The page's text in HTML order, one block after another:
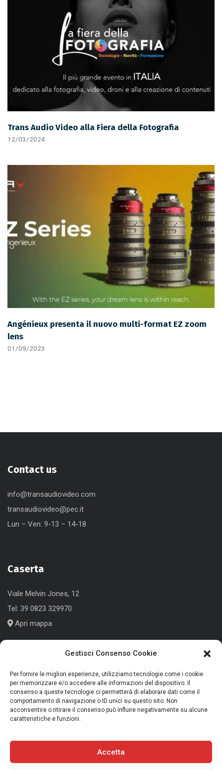
Gestisci Consenso Cookie
Per fornire le migliori esperienze, utilizziamo tecnologie come i cookie
per memorizzare e/o accedere alle informazioni del dispositivo. Il
consenso a queste tecnologie ci permetterà di elaborare dati come il
comportamento di navigazione o ID unici su questo sito. Non
acconsentire o ritirare il consenso può influire negativamente su alcune
caratteristiche e funzioni.
Accetta
Trans Audio Video alla Fiera della Fotografia
12/03/2024
Angénieux presenta il nuovo multi-format EZ zoom
lens
01/09/2023
Contact us
info@transaudiovideo.com
transaudiovideo@pec.it
Lun – Ven: 9-13 – 14-18
Caserta
Viale Melvin Jones, 12
Tel: 39 0823 329970
Apri mappa
Corso Roma, 186
Tel:+39 039 791339
Apri mappa